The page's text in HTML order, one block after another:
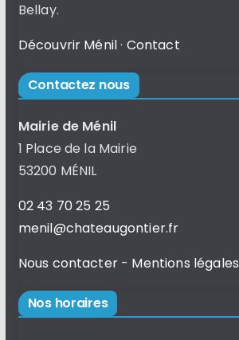
Bellay.
Découvrir Ménil· Contact
Contactez nous
Mairie de Ménil
1 Place de la Mairie
53200 MÉNIL
02 43 70 25 25
menil@chateaugontier.fr
Nous contacter- Mentions légales
Nos horaires